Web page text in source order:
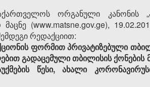
ორგანული კანონის
მაცნე (www.matsne.gov.ge),
რედაქციით:
ფორმით პრივატიზებული
გადაცემული თბილისის ქონების
წესი, ახალი